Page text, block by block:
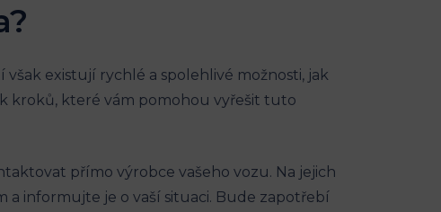
existují rychlé a spolehlivé možnosti, jak⁢
‍kroků, které⁤ vám pomohou vyřešit tuto⁣
přímo výrobce vašeho ⁢vozu. Na jejich
informujte je‍ o vaší situaci. Bude zapotřebí